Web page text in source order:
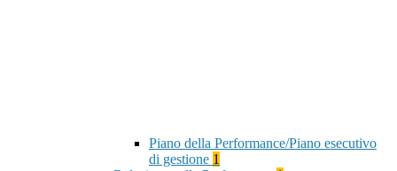
Piano della Performance/Piano esecutivo
di gestione 1